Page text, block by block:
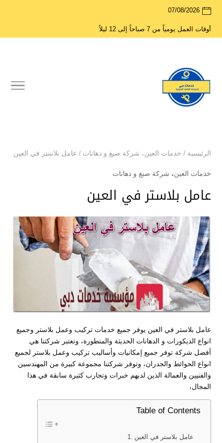
07/08/2026
أوقات العمل يومياً من 7 صباحاً إلى 12 ليلاً
الرئيسية / خدمات العين، شركة صبغ و دهانات / عامل بلاستر في العين
خدمات العين، شركة صبغ و دهانات
عامل بلاستر في العين
عامل بلاستر في العين يوفر جميع خدمات تركيب وعمل بلاستر وجميع
انواع الديكورات و الدهانات الحديثة والمتطورة، وتعتبر شركتنا هي
أفضل شركة توفر جميع إمكانيات وأساليب تركيب وعمل بلاستر لجميع
انواع الحوائط والجدران، وتوفر شركتنا مجموعة كبيرة من المهندسين
والفنيين والعمالة الذين لديهم خبرات وتجارب كثيرة سابقة في هذا
المجال،
Table of Contents
عامل بلاستر في العين